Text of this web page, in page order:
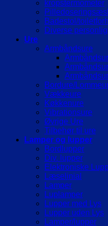
kropstermometer
Badestol/
Diverse
Ure
Armbåndsure
Bordure/
Vækkeure
Køkkenure
Vibrationsure
Øvrige Ure
Tilbehør til ure
Lamper og lupper
Bordlupper
Div. lupper
Elektroniske
Læselinial
Lamper
Luplamper
Lupper med Lys
Lupper uden Lys
Lamper/lupper